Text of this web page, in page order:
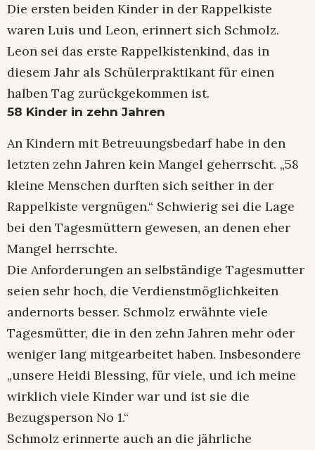
Die ersten beiden Kinder in der Rappelkiste
waren Luis und Leon, erinnert sich Schmolz.
Leon sei das erste Rappelkistenkind, das in
diesem Jahr als Schülerpraktikant für einen
halben Tag zurückgekommen ist.
58 Kinder in zehn Jahren
An Kindern mit Betreuungsbedarf habe in den
letzten zehn Jahren kein Mangel geherrscht. „58
kleine Menschen durften sich seither in der
Rappelkiste vergnügen.“ Schwierig sei die Lage
bei den Tagesmüttern gewesen, an denen eher
Mangel herrschte.
Die Anforderungen an selbständige Tagesmutter
seien sehr hoch, die Verdienstmöglichkeiten
andernorts besser. Schmolz erwähnte viele
Tagesmütter, die in den zehn Jahren mehr oder
weniger lang mitgearbeitet haben. Insbesondere
„unsere Heidi Blessing, für viele, und ich meine
wirklich viele Kinder war und ist sie die
Bezugsperson No 1.“
Schmolz erinnerte auch an die jährliche